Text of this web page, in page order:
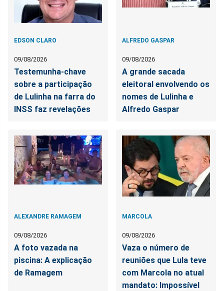
EDSON CLARO
09/08/2026
Testemunha-chave
sobre a participação
de Lulinha na farra do
INSS faz revelações
ALFREDO GASPAR
09/08/2026
A grande sacada
eleitoral envolvendo os
nomes de Lulinha e
Alfredo Gaspar
ALEXANDRE RAMAGEM
09/08/2026
A foto vazada na
piscina: A explicação
de Ramagem
MARCOLA
09/08/2026
Vaza o número de
reuniões que Lula teve
com Marcola no atual
mandato: Impossível